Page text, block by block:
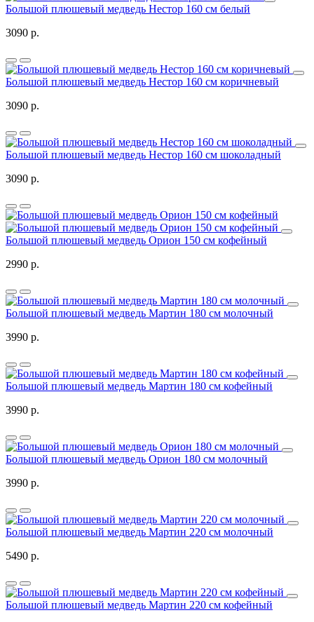
Большой плюшевый медведь Нестор 160 см белый
3090 р.
Большой плюшевый медведь Нестор 160 см коричневый
3090 р.
Большой плюшевый медведь Нестор 160 см шоколадный
3090 р.
Большой плюшевый медведь Орион 150 см кофейный
2990 р.
Большой плюшевый медведь Мартин 180 см молочный
3990 р.
Большой плюшевый медведь Мартин 180 см кофейный
3990 р.
Большой плюшевый медведь Орион 180 см молочный
3990 р.
Большой плюшевый медведь Мартин 220 см молочный
5490 р.
Большой плюшевый медведь Мартин 220 см кофейный